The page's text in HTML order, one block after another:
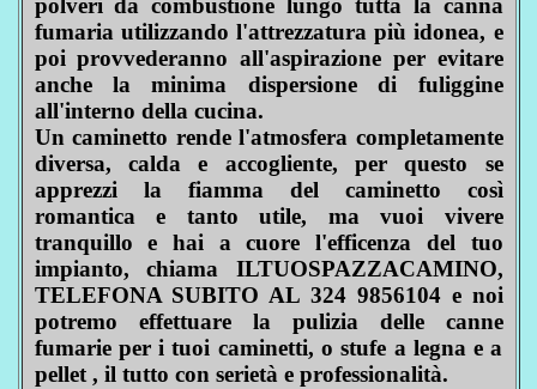
polveri da combustione lungo tutta la canna
fumaria utilizzando l'attrezzatura più idonea, e
poi provvederanno all'aspirazione per evitare
anche la minima dispersione di fuliggine
all'interno della cucina.
Un caminetto rende l'atmosfera completamente
diversa, calda e accogliente, per questo se
apprezzi la fiamma del caminetto così
romantica e tanto utile, ma vuoi vivere
tranquillo e hai a cuore l'efficenza del tuo
impianto, chiama ILTUOSPAZZACAMINO,
TELEFONA SUBITO AL 324 9856104 e noi
potremo effettuare la pulizia delle canne
fumarie per i tuoi caminetti, o stufe a legna e a
pellet , il tutto con serietà e professionalità.